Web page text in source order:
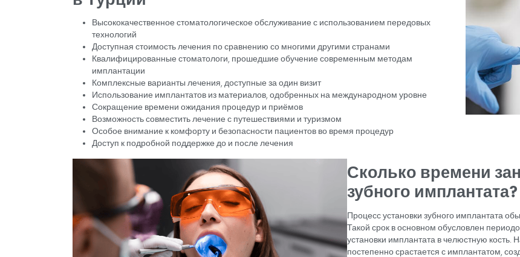
лечению с разрешения врача, если их состояние контролируется под медицинским
наблюдением. Имплантаты идеально подходят для замены одного или нескольких
отсутствующих зубов, фиксации мостов или протезов, восстановления разрушенных
изношенных зубов и достижения естественной улыбки.
Как
спланированной
челюстную
структуры кости
После установки
срастается с
стабильную